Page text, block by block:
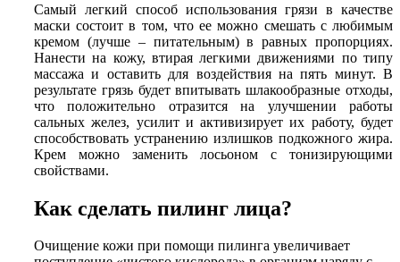
Самый легкий способ использования грязи в качестве
маски состоит в том, что ее можно смешать с любимым
кремом (лучше – питательным) в равных пропорциях.
Нанести на кожу, втирая легкими движениями по типу
массажа и оставить для воздействия на пять минут. В
результате грязь будет впитывать шлакообразные отходы,
что положительно отразится на улучшении работы
сальных желез, усилит и активизирует их работу, будет
способствовать устранению излишков подкожного жира.
Крем можно заменить лосьоном с тонизирующими
свойствами.
Как сделать пилинг лица?
Очищение кожи при помощи пилинга увеличивает